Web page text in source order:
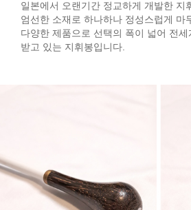
일본에서 오랜기간 정교하게 개발한 지
엄선한 소재로 하나하나 정성스럽게 마
다양한 제품으로 선택의 폭이 넓어 전
받고 있는 지휘봉입니다.